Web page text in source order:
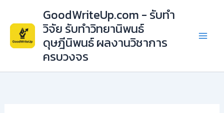
content
GoodWriteUp.com - รับทำ
วิจัย รับทำวิทยานิพนธ์
ดุษฎีนิพนธ์ ผลงานวิชาการ
ครบวงจร